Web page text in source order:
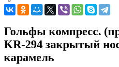
Гольфы компресс.
KR-294 закрытый
карамель